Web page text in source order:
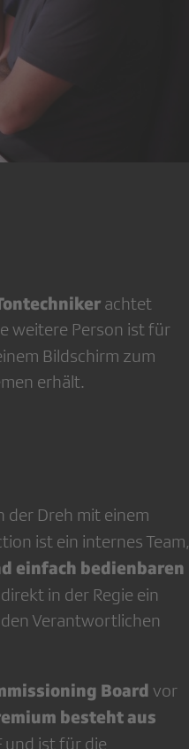
achtet
weitere Person ist für
Bild­schirm zum
erhält.
der Dreh mit einem
ist ein inter­nes Team,
einfach be­dienbaren
in der Regie ein
Ver­antwortlichen
Board vor
besteht aus
und ist für die